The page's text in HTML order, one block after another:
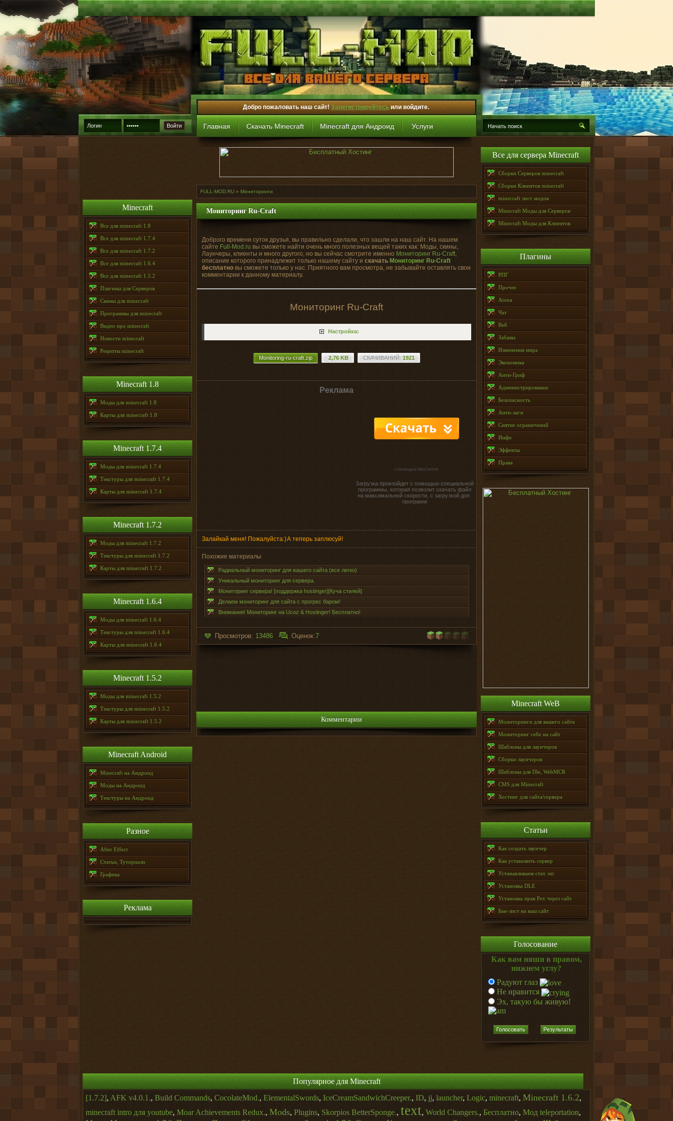
Войти
Добро пожаловать наш сайт!Зарегистрируйтесьили войдите.
Главная Скачать Minecraft Minecraft для Андроид Услуги
Minecraft
Все для minecraft 1.8
Все для minecraft 1.7.4
Все для minecraft 1.7.2
Все для minecraft 1.6.4
Все для minecraft 1.5.2
Плагины для Серверов
Скины для minecraft
Программы для minecraft
Видео про minecraft
Новости minecraft
Рецепты minecraft
Minecraft 1.8
Моды для minecraft 1.8
Карты для minecraft 1.8
Minecraft 1.7.4
Моды для minecraft 1.7.4
Текстуры для minecraft 1.7.4
Карты для minecraft 1.7.4
Minecraft 1.7.2
Моды для minecraft 1.7.2
Текстуры для minecraft 1.7.2
Карты для minecraft 1.7.2
Minecraft 1.6.4
Моды для minecraft 1.6.4
Текстуры для minecraft 1.6.4
Карты для minecraft 1.6.4
Minecraft 1.5.2
Моды для minecraft 1.5.2
Текстуры для minecraft 1.5.2
Карты для minecraft 1.5.2
Minecraft Android
Minecraft на Андроид
Моды на Андроид
Текстуры на Андроид
Разное
After Effect
Статьи, Туториали
Графика
Реклама
Все для сервера Minecraft
Сборки Серверов minecraft
Сборки Клиентов minecraft
minecraft лист модов
Minecraft Моды для Серверов
Minecraft Моды для Клиентов
Плагины
РПГ
Прочее
Arena
Чат
Веб
Забавы
Изменения мира
Экономика
Анти-Гриф
Администрирование
Безопасность
Анти-лаги
Снятие ограничений
Инфо
Эффекты
Права
Minecraft WeB
Мониторинги для вашего сайта
Мониторинг себе на сайт
Шаблоны для лаунчеров
Сборки лаунчеров
Шаблоны для Dle, WebMCR
CMS для Minecraft
Хостинг для сайта/сервера
Статьи
Как создать лаунчер
Как установить сервер
Устанавливаем стат. ип
Установка DLE
Установка прав Pex через сайт
Бан-лист на ваш сайт
Голосование
Как вам няши в правом,
нижнем углу?
Радуют глаз
Не нравится
Эх, такую бы живую!
Голосовать Результаты
FULL-MOD.RU » Мониторинги
Мониторинг Ru-Craft
Доброго времени суток друзья, вы правильно сделали, что зашли на наш сайт. На нашем
сайте Full-Mod.ru вы сможете найти очень много полезных вещей таких как: Моды, скины,
Лаунчеры, клиенты и много другого, но вы сейчас смотрите именно Мониторинг Ru-Craft,
описание которого принадлежит только нашему сайту и скачать Мониторинг Ru-Craft
бесплатно вы сможете только у нас. Приятного вам просмотра, не забывайте оставлять свои
комментарии к данному материалу.
Мониторинг Ru-Craft
Настройка:
Monitoring-ru-craft.zip 2,76 KB CКАЧИВАНИЙ: 1921
Реклама
Загрузка произойдет с помощью специальной
программы, которая позволит скачать файл
на максимальной скорости, с загрузкой доп.
программ
Залайкай меня! Пожалуйста:)А теперь заплюсуй!
Похожие материалы
Радиальный мониторинг для вашего сайта (все легко)
Уникальный мониторинг для сервера.
Мониторинг сервера! [поддержка hostinger][Куча стилей]
Делаем мониторинг для сайта с прогрес баром!
Внимания! Мониторинг на Ucoz & Hostinger! Бесплатно!
Просмотров: 13486 Оценок:7
Комментарии
Популярное для Minecraft
[1.7.2], AFK v4.0.1., Build Commands, CocolateMod., ElementalSwords, IceCreamSandwichCreeper., ID, jj, launcher, Logic, minecraft, Minecraft 1.6.2,
minecraft intro для youtube, Moar Achievements Redux., Mods, Plugins, Skorpios BetterSponge., text, World Changers., Бесплатно, Мод teleportation,